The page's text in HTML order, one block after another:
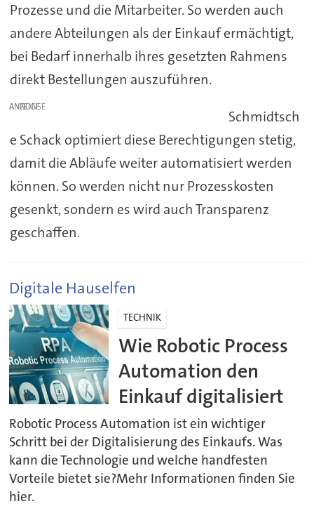
Prozesse und die Mitarbeiter. So werden auch
andere Abteilungen als der Einkauf ermächtigt,
bei Bedarf innerhalb ihres gesetzten Rahmens
direkt Bestellungen auszuführen.
ANZEIGE
Schmidtsch
e Schack optimiert diese Berechtigungen stetig,
damit die Abläufe weiter automatisiert werden
können. So werden nicht nur Prozesskosten
gesenkt, sondern es wird auch Transparenz
geschaffen.
Digitale Hauselfen
TECHNIK
Wie Robotic Process
Automation den
Einkauf digitalisiert
Robotic Process Automation ist ein wichtiger
Schritt bei der Digitalisierung des Einkaufs. Was
kann die Technologie und welche handfesten
Vorteile bietet sie?Mehr Informationen finden Sie
hier.